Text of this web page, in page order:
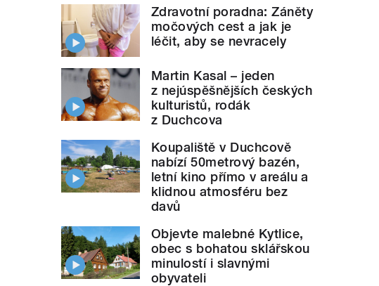
Zdravotní poradna: Záněty
močových cest a jak je
léčit, aby se nevracely
Martin Kasal – jeden
z nejúspěšnějších českých
kulturistů, rodák
z Duchcova
Koupaliště v Duchcově
nabízí 50metrový bazén,
letní kino přímo v areálu a
klidnou atmosféru bez
davů
Objevte malebné Kytlice,
obec s bohatou sklářskou
minulostí i slavnými
obyvateli